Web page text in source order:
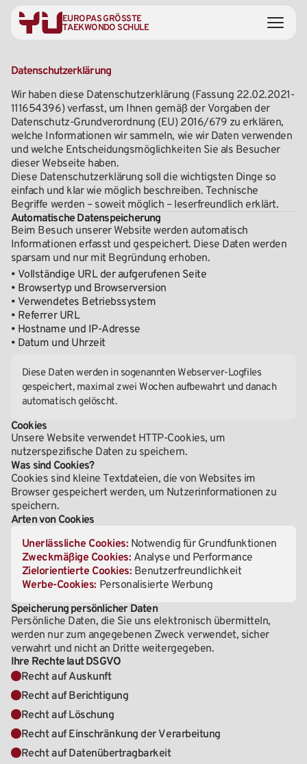
EUROPAS GRÖSSTE
TAEKWONDO SCHULE
Datenschutzerklärung
Wir haben diese Datenschutzerklärung (Fassung 22.02.2021-
111654396) verfasst, um Ihnen gemäß der Vorgaben der
Datenschutz-Grundverordnung (EU) 2016/679 zu erklären,
welche Informationen wir sammeln, wie wir Daten verwenden
und welche Entscheidungsmöglichkeiten Sie als Besucher
dieser Webseite haben.
Diese Datenschutzerklärung soll die wichtigsten Dinge so
einfach und klar wie möglich beschreiben. Technische
Begriffe werden – soweit möglich – leserfreundlich erklärt.
Automatische Datenspeicherung
Beim Besuch unserer Website werden automatisch
Informationen erfasst und gespeichert. Diese Daten werden
sparsam und nur mit Begründung erhoben.
• Vollständige URL der aufgerufenen Seite
• Browsertyp und Browserversion
• Verwendetes Betriebssystem
• Referrer URL
• Hostname und IP-Adresse
• Datum und Uhrzeit
Diese Daten werden in sogenannten Webserver-Logfiles
gespeichert, maximal zwei Wochen aufbewahrt und danach
automatisch gelöscht.
Cookies
Unsere Website verwendet HTTP-Cookies, um
nutzerspezifische Daten zu speichern.
Was sind Cookies?
Cookies sind kleine Textdateien, die von Websites im
Browser gespeichert werden, um Nutzerinformationen zu
speichern.
Arten von Cookies
Unerlässliche Cookies: Notwendig für Grundfunktionen
Zweckmäßige Cookies: Analyse und Performance
Zielorientierte Cookies: Benutzerfreundlichkeit
Werbe-Cookies: Personalisierte Werbung
Speicherung persönlicher Daten
Persönliche Daten, die Sie uns elektronisch übermitteln,
werden nur zum angegebenen Zweck verwendet, sicher
verwahrt und nicht an Dritte weitergegeben.
Ihre Rechte laut DSGVO
Recht auf Auskunft
Recht auf Berichtigung
Recht auf Löschung
Recht auf Einschränkung der Verarbeitung
Recht auf Datenübertragbarkeit